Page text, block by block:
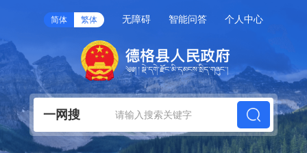
简体 繁体 无障碍 智能问答 个人中心
一网搜